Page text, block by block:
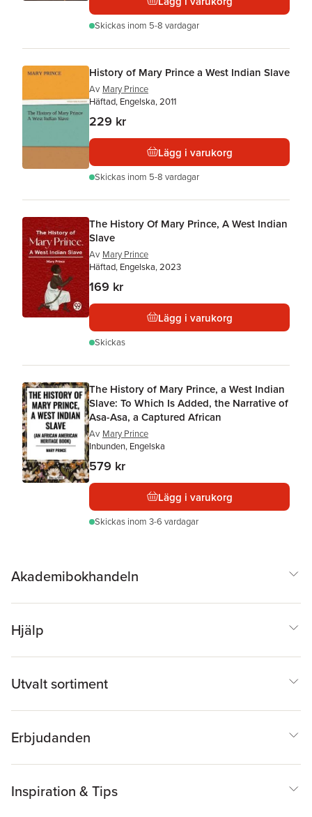
Skickas inom 5-8 vardagar
History of Mary Prince a West Indian Slave
Av Mary Prince
Häftad, Engelska, 2011
229 kr
Lägg i varukorg
Skickas inom 5-8 vardagar
The History Of Mary Prince, A West Indian
Slave
Av Mary Prince
Häftad, Engelska, 2023
169 kr
Lägg i varukorg
Skickas
The History of Mary Prince, a West Indian
Slave: To Which Is Added, the Narrative of
Asa-Asa, a Captured African
Av Mary Prince
Inbunden, Engelska
579 kr
Lägg i varukorg
Skickas inom 3-6 vardagar
Akademibokhandeln
Hjälp
Utvalt sortiment
Erbjudanden
Inspiration & Tips